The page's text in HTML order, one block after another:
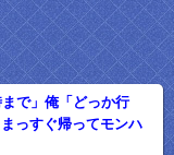
で」俺「どっか行
っすぐ帰ってモンハ